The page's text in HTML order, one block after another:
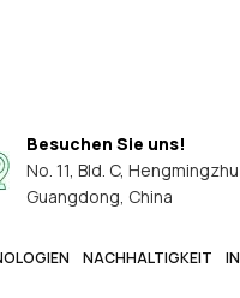
Besuchen Sie uns!
No. 11, Bld. C,
Guangdong, China
NACHHALTIGKEIT